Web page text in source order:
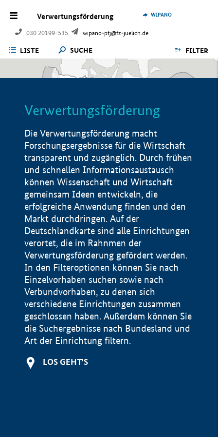
Verwertungsförderung
030 20199-535 wipano-ptj@fz-juelich.de
WIPANO
LISTE SUCHE FILTER
Verwertungsförderung
Die Verwertungsförderung macht
Forschungsergebnisse für die Wirtschaft
transparent und zugänglich. Durch frühen
und schnellen Informationsaustausch
können Wissenschaft und Wirtschaft
gemeinsam Ideen entwickeln, die
erfolgreiche Anwendung finden und den
Markt durchdringen. Auf der
Deutschlandkarte sind alle Einrichtungen
verortet, die im Rahnmen der
Verwertungsförderung gefördert werden.
In den Filteroptionen können Sie nach
Einzelvorhaben suchen sowie nach
Verbundvorhaben, zu denen sich
verschiedene Einrichtungen zusammen
geschlossen haben. Außerdem können Sie
die Suchergebnisse nach Bundesland und
Art der Einrichtung filtern.
LOS GEHT'S